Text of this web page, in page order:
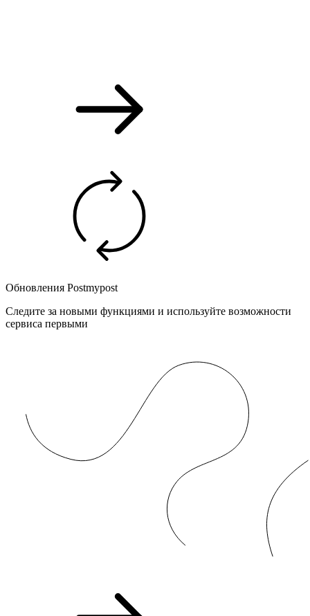
Обновления Postmypost
Следите за новыми функциями и используйте возможности
сервиса первыми